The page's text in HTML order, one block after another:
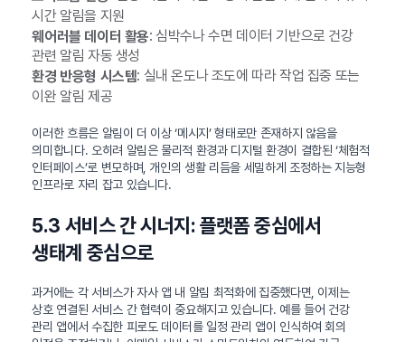
시간 알림을 지원
웨어러블 데이터 활용: 심박수나 수면 데이터 기반으로 건강
관련 알림 자동 생성
환경 반응형 시스템: 실내 온도나 조도에 따라 작업 집중 또는
이완 알림 제공
이러한 흐름은 알림이 더 이상 ‘메시지’ 형태로만 존재하지 않음을
의미합니다. 오히려 알림은 물리적 환경과 디지털 환경이 결합된 ‘체험적
인터페이스’로 변모하며, 개인의 생활 리듬을 세밀하게 조정하는 지능형
인프라로 자리 잡고 있습니다.
5.3 서비스 간 시너지: 플랫폼 중심에서
생태계 중심으로
과거에는 각 서비스가 자사 앱 내 알림 최적화에 집중했다면, 이제는
상호 연결된 서비스 간 협력이 중요해지고 있습니다. 예를 들어 건강
관리 앱에서 수집한 피로도 데이터를 일정 관리 앱이 인식하여 회의